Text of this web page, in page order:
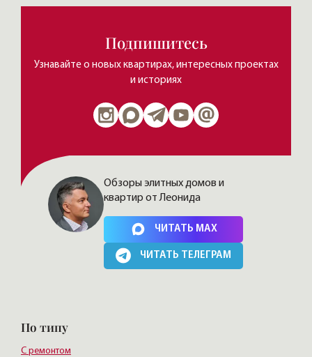
Подпишитесь
Узнавайте о новых квартирах, интересных проектах
и историях
Нажимая на кнопку, Вы соглашаетесь cполитикой сайта
Обзоры элитных домов и
квартир от Леонида
ЧИТАТЬ MAX
ЧИТАТЬ ТЕЛЕГРАМ
По типу
С ремонтом